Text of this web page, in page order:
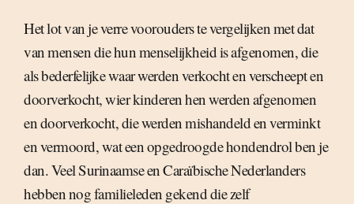
Het lot van je verre voorouders te vergelijken met dat
van mensen die hun menselijkheid is afgenomen, die
als bederfelijke waar werden verkocht en verscheept en
doorverkocht, wier kinderen hen werden afgenomen
en doorverkocht, die werden mishandeld en verminkt
en vermoord, wat een opgedroogde hondendrol ben je
dan. Veel Surinaamse en Caraïbische Nederlanders
hebben nog familieleden gekend die zelf